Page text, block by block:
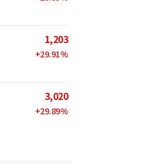
1,203
+29.91%
3,020
+29.89%